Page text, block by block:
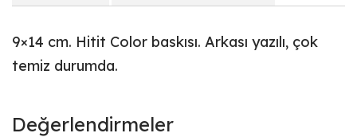
9×14 cm. Hitit Color baskısı. Arkası yazılı, çok
temiz durumda.
Değerlendirmeler